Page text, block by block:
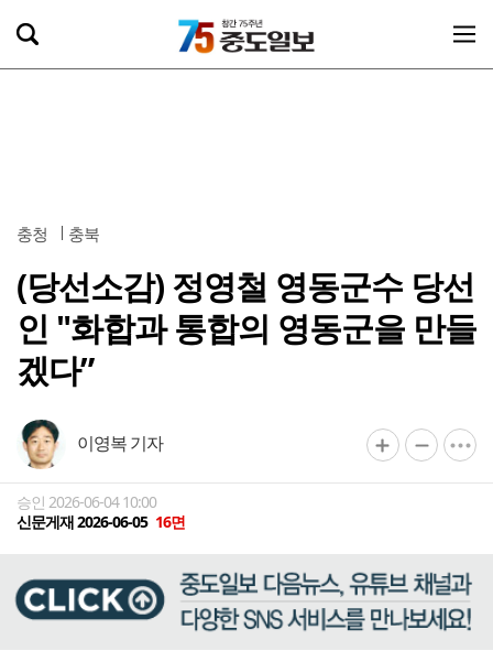
충청 충북
(당선소감) 정영철 영동군수 당선
인 "화합과 통합의 영동군을 만들
겠다”
이영복 기자
승인 2026-06-04 10:00
신문게재 2026-06-05 16면